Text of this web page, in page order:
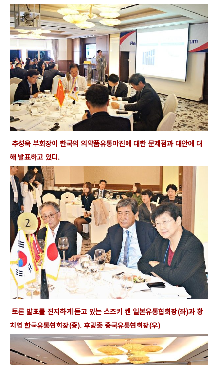
추성욱 부회장이 한국의 의약품유통마진에 대한 문제점과 대안에 대
해 발표하고 있디.
토론 발표를 진지하게 듣고 있는 스즈키 켄 일본유통협회장(좌)과 황
치엽 한국유통협회장(중). 후밍종 중국유통협회장(우)